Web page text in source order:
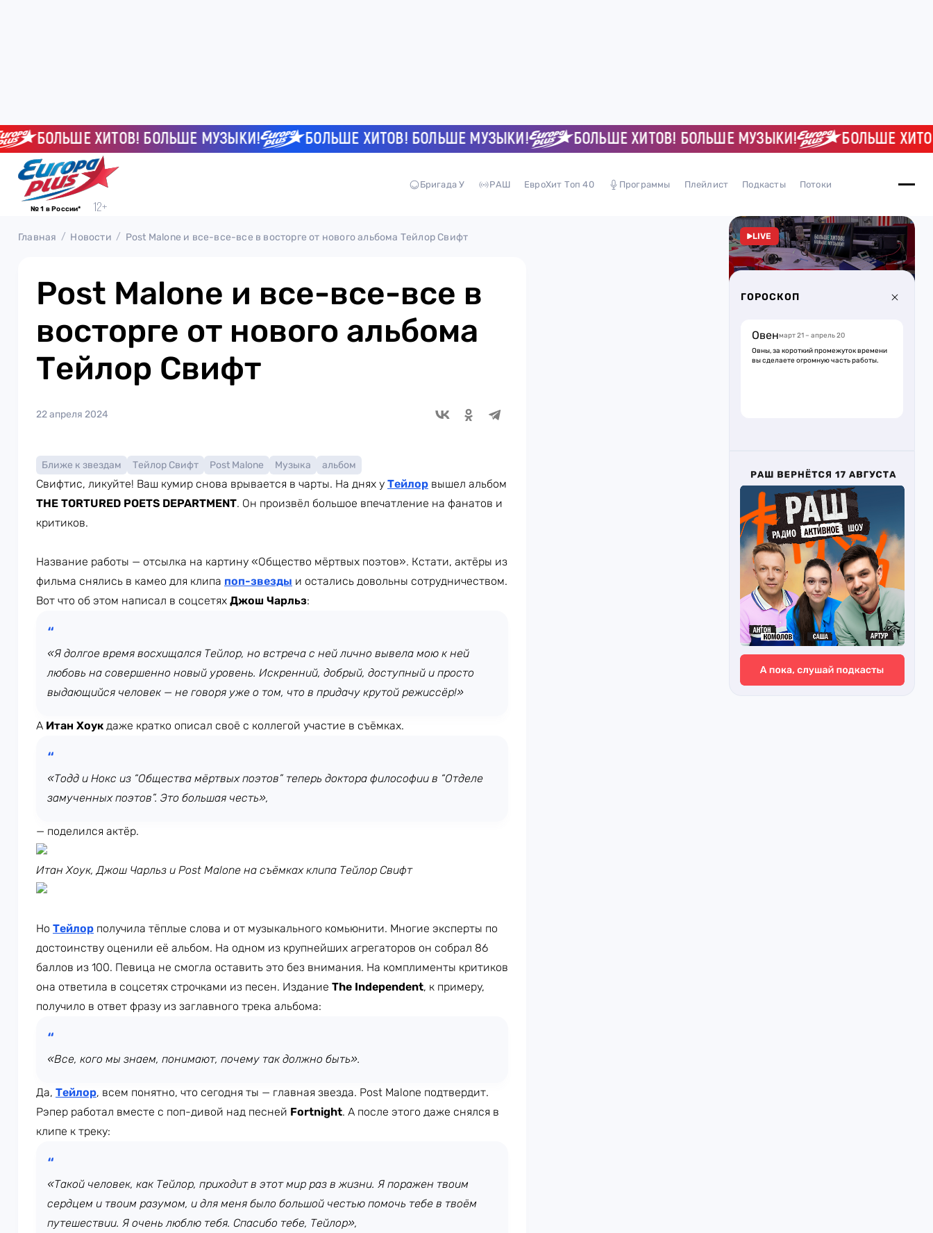
БОЛЬШЕ ХИТОВ! БОЛЬШЕ МУЗЫКИ! БОЛЬШЕ ХИТОВ! БОЛЬШЕ МУЗЫКИ! БОЛЬШЕ ХИТОВ! БОЛЬШЕ МУЗЫКИ! БОЛЬШЕ ХИТОВ!
№ 1 в России*
Бригада У РАШ ЕвроХит Топ 40 Программы Плейлист Подкасты Потоки
Главная Новости Post Malone и все-все-все в восторге от нового альбома Тейлор Свифт
Post Malone и все-все-все в
восторге от нового альбома
Тейлор Свифт
22 апреля 2024
Ближе к звездам Тейлор Свифт Post Malone Музыка альбом
Свифтис, ликуйте! Ваш кумир снова врывается в чарты. На днях у Тейлор вышел альбом
THE TORTURED POETS DEPARTMENT. Он произвёл большое впечатление на фанатов и
критиков.
Название работы — отсылка на картину «Общество мёртвых поэтов». Кстати, актёры из
фильма снялись в камео для клипа поп-звезды и остались довольны сотрудничеством.
Вот что об этом написал в соцсетях Джош Чарльз:
«Я долгое время восхищался Тейлор, но встреча с ней лично вывела мою к ней
любовь на совершенно новый уровень. Искренний, добрый, доступный и просто
выдающийся человек — не говоря уже о том, что в придачу крутой режиссёр!»
А Итан Хоук даже кратко описал своё с коллегой участие в съёмках.
«Тодд и Нокс из “Общества мёртвых поэтов” теперь доктора философии в “Отделе
замученных поэтов”. Это большая честь»,
— поделился актёр.
Итан Хоук, Джош Чарльз и Post Malone на съёмках клипа Тейлор Свифт
Но Тейлор получила тёплые слова и от музыкального комьюнити. Многие эксперты по
достоинству оценили её альбом. На одном из крупнейших агрегаторов он собрал 86
баллов из 100. Певица не смогла оставить это без внимания. На комплименты критиков
она ответила в соцсетях строчками из песен. Издание The Independent, к примеру,
получило в ответ фразу из заглавного трека альбома:
«Все, кого мы знаем, понимают, почему так должно быть».
Да, Тейлор, всем понятно, что сегодня ты — главная звезда. Post Malone подтвердит.
Рэпер работал вместе с поп-дивой над песней Fortnight. А после этого даже снялся в
клипе к треку:
«Такой человек, как Тейлор, приходит в этот мир раз в жизни. Я поражен твоим
сердцем и твоим разумом, и для меня было большой честью помочь тебе в твоём
путешествии. Я очень люблю тебя. Спасибо тебе, Тейлор»,
LIVE
ГОРОСКОП
Овенмарт 21 – апрель 20
Овны, за короткий промежуток времени
вы сделаете огромную часть работы.